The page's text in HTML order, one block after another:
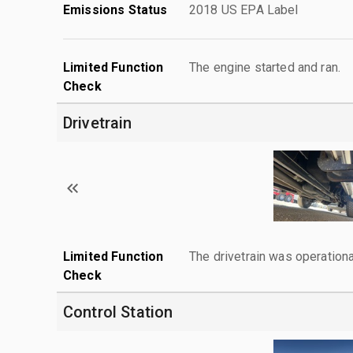
Emissions Status 2018 US EPA Label
Limited Function
Check
The engine started and ran.
Drivetrain
Limited Function
Check
The drivetrain was
Control Station